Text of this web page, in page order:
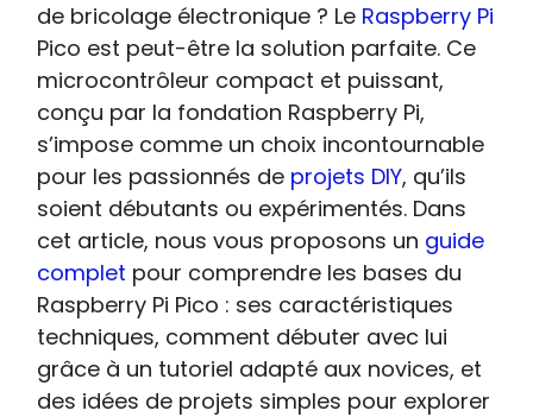
de bricolage électronique ? Le Raspberry Pi
Pico est peut-être la solution parfaite. Ce
microcontrôleur compact et puissant,
conçu par la fondation Raspberry Pi,
s’impose comme un choix incontournable
pour les passionnés de projets DIY, qu’ils
soient débutants ou expérimentés. Dans
cet article, nous vous proposons un guide
complet pour comprendre les bases du
Raspberry Pi Pico : ses caractéristiques
techniques, comment débuter avec lui
grâce à un tutoriel adapté aux novices, et
des idées de projets simples pour explorer